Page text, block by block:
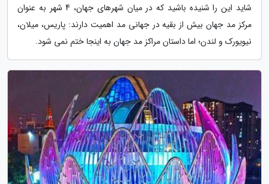
شاید این را شنیده باشید که در میان شهرهای جهان، 4 شهر به عنوان
مرکز مد جهان بیش از بقیه در جهانی مد اهمیت دارند: پاریس، میلان،
نیویورک و لندن؛ اما داستان مراکز مد جهان به اینجا ختم نمی شود.